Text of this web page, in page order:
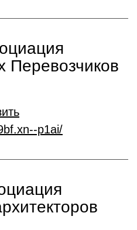
Перевозчиков
p1ai/